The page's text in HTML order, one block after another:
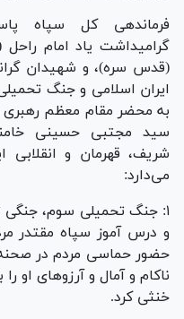
فرماندهی کل سپاه
گرامیداشت یاد امام راحل
(قدس سره)، و شهیدان
ایران اسلامی و جنگ
به محضر مقام معظم رهبری
سید مجتبی حسینی
شریف، قهرمان و انقلابی
می‌دارد:
۱: جنگ تحمیلی سوم، جنگی
و درس آموز سپاه مقتدر
حضور حماسی مردم در
ناکام و آمال و آرزوهای او
خنثی کرد.